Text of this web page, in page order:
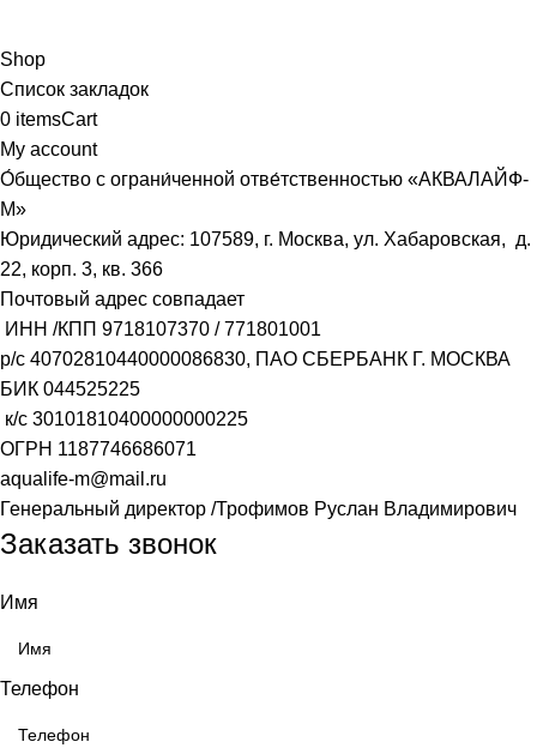
Shop
Список закладок
0 itemsCart
My account
О́бщество с ограни́ченной отве́тственностью «АКВАЛАЙФ-
М»
Юридический адрес: 107589, г. Москва, ул. Хабаровская, д.
22, корп. 3, кв. 366
Почтовый адрес совпадает
ИНН /КПП 9718107370 /771801001
р/с 40702810440000086830, ПАО СБЕРБАНК Г. МОСКВА
БИК 044525225
к/с 30101810400000000225
ОГРН 1187746686071
aqualife-m@mail.ru
Генеральный директор /Трофимов Руслан Владимирович
Заказать звонок
Имя
Телефон